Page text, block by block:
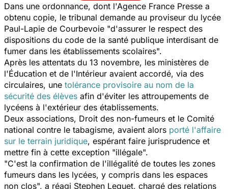
Dans une ordonnance, dont l'Agence France Presse a
obtenu copie, le tribunal demande au proviseur du lycée
Paul-Lapie de Courbevoie "d'assurer le respect des
dispositions du code de la santé publique interdisant de
fumer dans les établissements scolaires".
Après les attentats du 13 novembre, les ministères de
l'Éducation et de l'Intérieur avaient accordé, via des
circulaires, une tolérance provisoire au nom de la
sécurité des élèves afin d'éviter les attroupements de
lycéens à l'extérieur des établissements.
Deux associations, Droit des non-fumeurs et le Comité
national contre le tabagisme, avaient alors porté l'affaire
sur le terrain juridique, espérant faire jurisprudence et
mettre fin à cette exception "illégale".
"C'est la confirmation de l'illégalité de toutes les zones
fumeurs dans les lycées, y compris dans les espaces
non clos", a réagi Stephen Lequet, chargé des relations